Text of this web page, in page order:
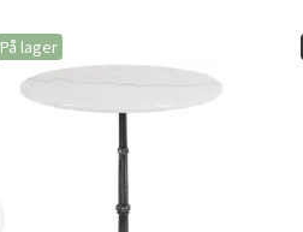
På lager